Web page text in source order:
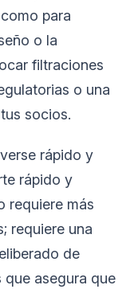
para
o la
filtraciones
o una
socios.
rápido y
rápido y
requiere más
requiere una
de
asegura que